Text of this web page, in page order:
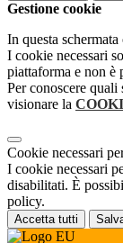
Gestione cookie
In questa
I cookie necessari
piattaforma e non è
Per conoscere
visionare la
Cookie necessari
I cookie necessari
disabilitati. È
policy.
Accetta tutti